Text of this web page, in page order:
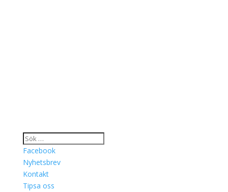
Facebook
Nyhetsbrev
Kontakt
Tipsa oss